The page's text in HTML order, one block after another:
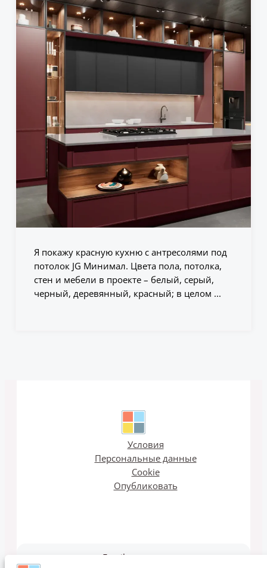
Я покажу красную кухню с антресолями под
потолок JG Минимал. Цвета пола, потолка,
стен и мебели в проекте – белый, серый,
черный, деревянный, красный; в целом ...
Условия
Персональные данные
Cookie
Опубликовать
Email рассылка